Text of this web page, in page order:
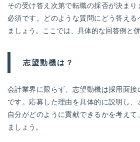
その受け答え次第で転職の採否が決ま
必須です。どのような質問にどう答える
ましょう。ここでは、具体的な回答例と
志望動機は？
会計業界に限らず、志望動機は採用面接
です。応募した理由を具体的に説明し
自分がどのように貢献できるかを考え
ましょう。